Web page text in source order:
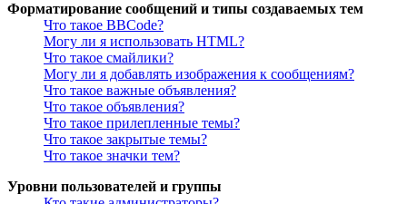
Форматирование сообщений и типы создаваемых тем
Что такое BBCode?
Могу ли я использовать HTML?
Что такое смайлики?
Могу ли я добавлять изображения к сообщениям?
Что такое важные объявления?
Что такое объявления?
Что такое прилепленные темы?
Что такое закрытые темы?
Что такое значки тем?
Уровни пользователей и группы